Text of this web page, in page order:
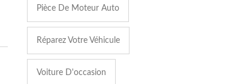
Pièce De Moteur Auto
Réparez Votre Véhicule
Voiture D'occasion